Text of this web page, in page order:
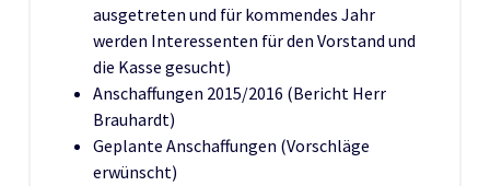
ausgetreten und für kommendes Jahr
werden Interessenten für den Vorstand und
die Kasse gesucht)
Anschaffungen 2015/2016 (Bericht Herr
Brauhardt)
Geplante Anschaffungen (Vorschläge
erwünscht)